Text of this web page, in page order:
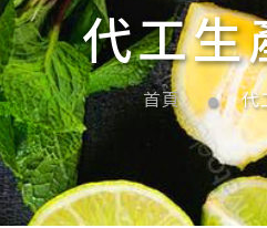
代工生
首頁 代